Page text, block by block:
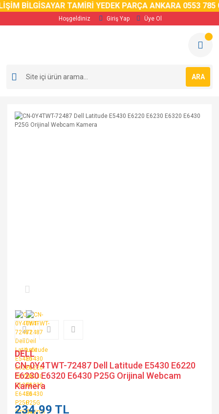
BİLGİSAYAR TAMİRİ YEDEK PARÇA ANKARA 0553 785 02
Hoşgeldiniz Giriş Yap Üye Ol
ARA
DELL
CN-0Y4TWT-72487 Dell Latitude E5430 E6220
E6230 E6320 E6430 P25G Orijinal Webcam
Kamera
234,99 TL